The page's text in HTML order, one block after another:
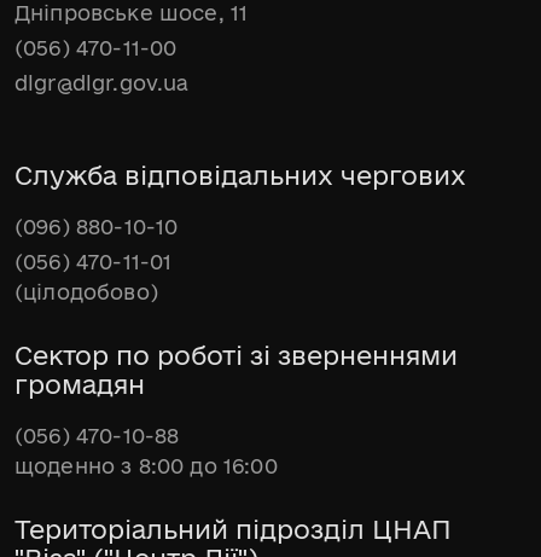
Дніпровське шосе, 11
(056) 470-11-00
dlgr@dlgr.gov.ua
Служба відповідальних чергових
(096) 880-10-10
(056) 470-11-01
(цілодобово)
Сектор по роботі зі зверненнями
громадян
(056) 470-10-88
щоденно з 8:00 до 16:00
Територіальний підрозділ ЦНАП